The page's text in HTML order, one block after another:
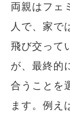
両親はフェ
人で、家で
飛び交って
が、最終的
合うことを
ます。例え